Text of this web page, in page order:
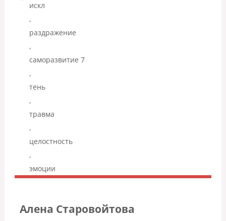
искл
,
раздражение
,
саморазвитие 7
,
тень
,
травма
,
целостность
,
эмоции
Алена Старовойтова